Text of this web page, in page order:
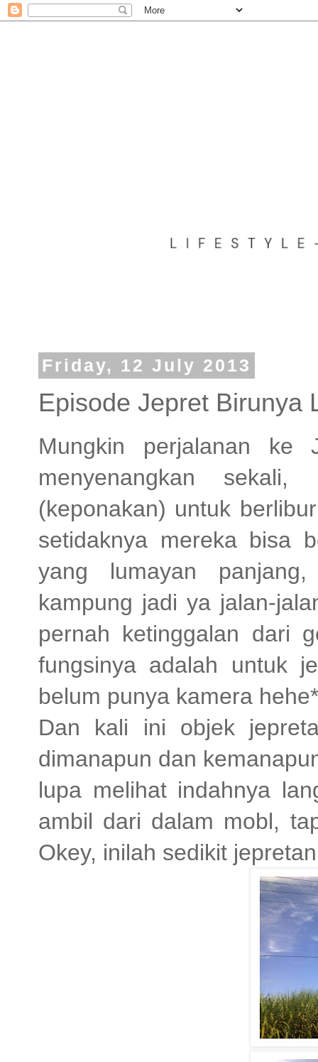
Friday, 12 July 2013
Episode Jepret Birunya
Mungkin perjalanan
menyenangkan
(keponakan) untuk
setidaknya mereka bisa
yang lumayan
kampung jadi ya jalan-
pernah ketinggalan dari
fungsinya adalah untuk
belum punya kamera
Dan kali ini objek
dimanapun dan
lupa melihat indahnya
ambil dari dalam mobl,
Okey, inilah sedikit